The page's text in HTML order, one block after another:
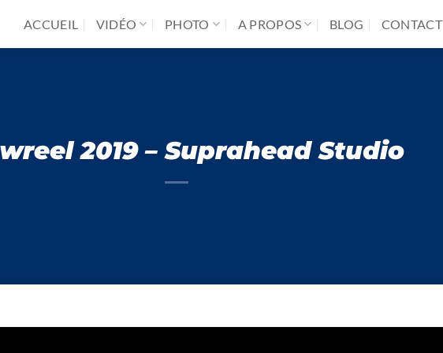
ACCUEIL VIDÉO PHOTO A PROPOS BLOG CONTACT
2019 – Suprahead Studio